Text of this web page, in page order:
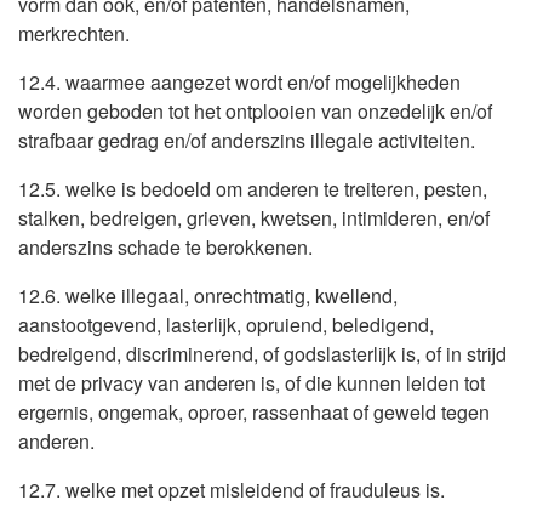
merkrechten.
12.4. waarmee aangezet wordt en/of mogelijkheden
worden geboden tot het ontplooien van onzedelijk en/of
strafbaar gedrag en/of anderszins illegale activiteiten.
12.5. welke is bedoeld om anderen te treiteren, pesten,
stalken, bedreigen, grieven, kwetsen, intimideren, en/of
anderszins schade te berokkenen.
12.6. welke illegaal, onrechtmatig, kwellend,
aanstootgevend, lasterlijk, opruiend, beledigend,
bedreigend, discriminerend, of godslasterlijk is, of in strijd
met de privacy van anderen is, of die kunnen leiden tot
ergernis, ongemak, oproer, rassenhaat of geweld tegen
anderen.
12.7. welke met opzet misleidend of frauduleus is.